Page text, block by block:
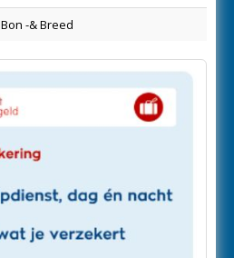
Bon -& Breed